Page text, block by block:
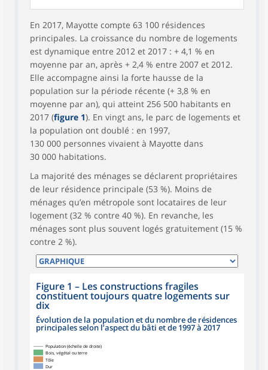
En 2017, Mayotte compte 63 100 résidences
principales. La croissance du nombre de logements
est dynamique entre 2012 et 2017 : + 4,1 % en
moyenne par an, après + 2,4 % entre 2007 et 2012.
Elle accompagne ainsi la forte hausse de la
population sur la période récente (+ 3,8 % en
moyenne par an), qui atteint 256 500 habitants en
2017 (figure 1). En vingt ans, le parc de logements et
la population ont doublé : en 1997,
130 000 personnes vivaient à Mayotte dans
30 000 habitations.
La majorité des ménages se déclarent propriétaires
de leur résidence principale (53 %). Moins de
ménages qu’en métropole sont locataires de leur
logement (32 % contre 40 %). En revanche, les
ménages sont plus souvent logés gratuitement (15 %
contre 2 %).
Figure 1 – Les constructions fragiles
constituent toujours quatre logements sur
dix
Évolution de la population et du nombre de résidences
principales selon l’aspect du bâti et de 1997 à 2017
Dur
Tôle
Bois, végétal ou terre
Population (échelle de droite)